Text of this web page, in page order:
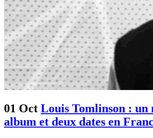
01 Oct Louis Tomlinson : un
album et deux dates en